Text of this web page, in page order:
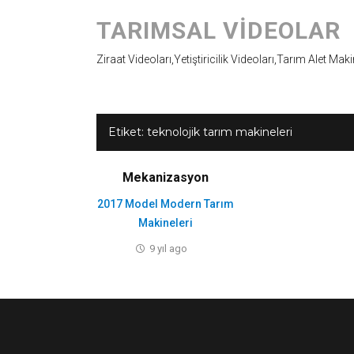
TARIMSAL VIDEOLAR
Ziraat Videoları,Yetiştiricilik Videoları,Tarım Alet
Etiket: teknolojik tarım makineleri
Mekanizasyon
2017 Model Modern Tarım
Makineleri
9 yıl ago